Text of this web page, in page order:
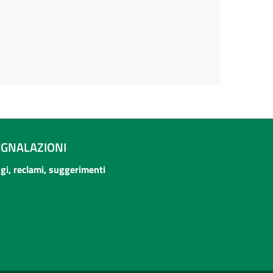
reclami, suggerimenti